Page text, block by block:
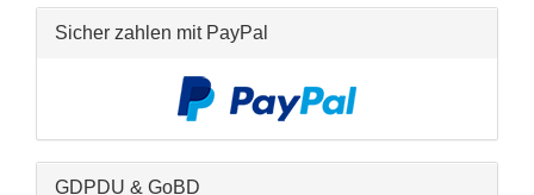
Sicher zahlen mit PayPal
GDPDU & GoBD